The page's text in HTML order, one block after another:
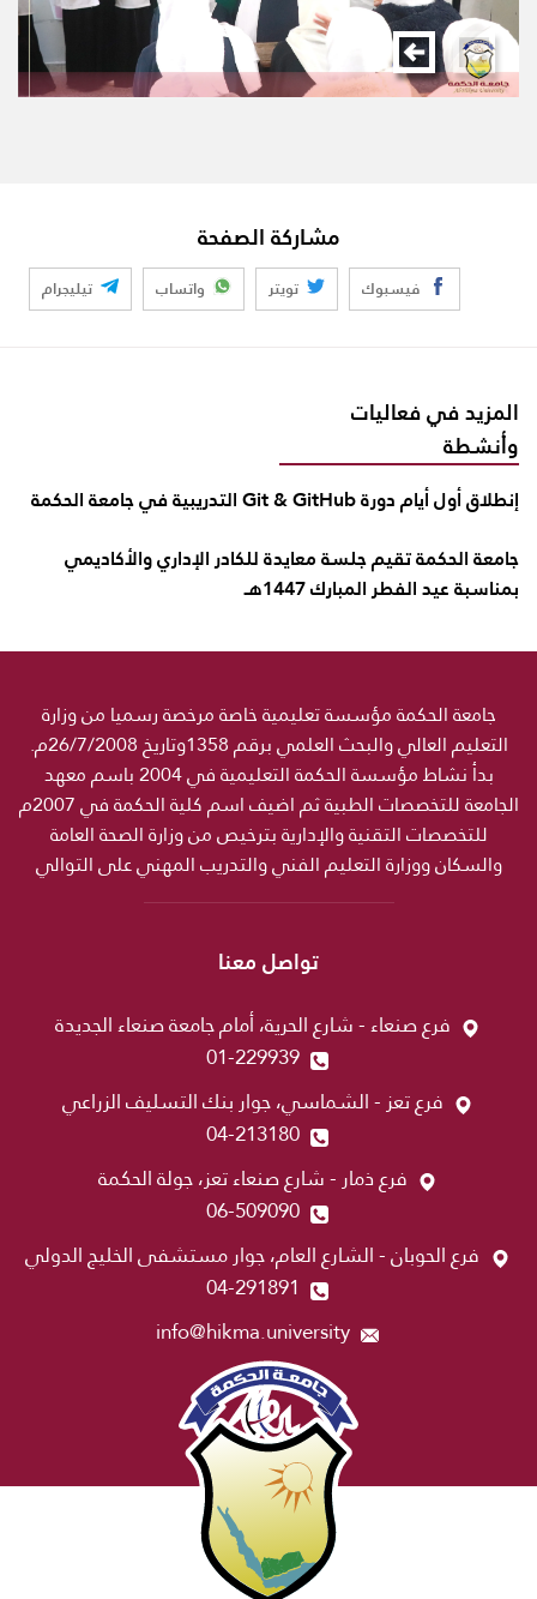
مشاركة الصفحة
فيسبوك تويتر واتساب تيليجرام
المزيد في فعاليات
وأنشطة
إنطلاق أول أيام دورة Git & GitHub التدريبية في جامعة الحكمة
جامعة الحكمة تقيم جلسة معايدة للكادر الإداري والأكاديمي
بمناسبة عيد الفطر المبارك 1447هـ
جامعة الحكمة مؤسسة تعليمية خاصة مرخصة رسميا من وزارة
التعليم العالي والبحث العلمي برقم 1358وتاريخ 26/7/2008م.
بدأ نشاط مؤسسة الحكمة التعليمية في 2004 باسم معهد
الجامعة للتخصصات الطبية ثم اضيف اسم كلية الحكمة في 2007م
للتخصصات التقنية والإدارية بترخيص من وزارة الصحة العامة
والسكان ووزارة التعليم الفني والتدريب المهني على التوالي
تواصل معنا
فرع صنعاء - شارع الحرية، أمام جامعة صنعاء الجديدة
01-229939
فرع تعز - الشماسي، جوار بنك التسليف الزراعي
04-213180
فرع ذمار - شارع صنعاء تعز، جولة الحكمة
06-509090
فرع الحوبان - الشارع العام، جوار مستشفى الخليج الدولي
04-291891
info@hikma.university